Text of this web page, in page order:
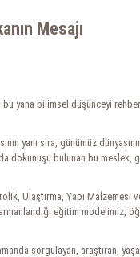
Mesajı
yana bilimsel düşünceyi
yanı sıra, günümüz
dokunuşu bulunan bu
Ulaştırma, Yapı Malzemesi
eğitim
sorgulayan, araştıran,